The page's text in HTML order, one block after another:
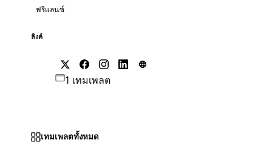
ฟรีแลนซ์
ลิงค์
1 เทมเพลต
เทมเพลตทั้งหมด